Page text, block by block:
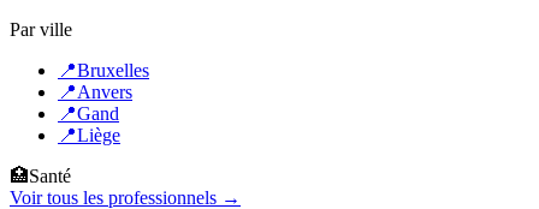
Par ville
📍Bruxelles
📍Anvers
📍Gand
📍Liège
🏥Santé
Voir tous les professionnels →